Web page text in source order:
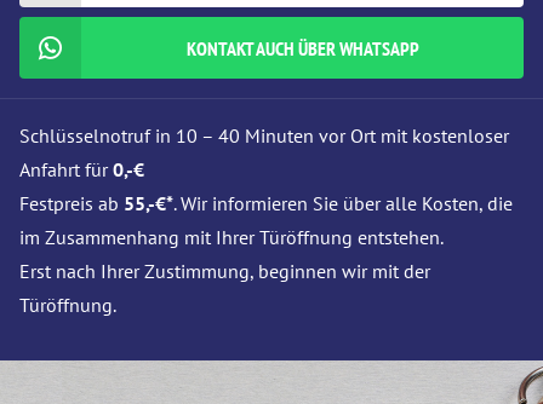
KONTAKT AUCH ÜBER WHATSAPP
Schlüsselnotruf in 10 – 40 Minuten vor Ort mit kostenloser
Anfahrt für0,-€
Festpreis ab 55,-€*. Wir informieren Sie über alle Kosten, die
im Zusammenhang mit Ihrer Türöffnung entstehen.
Erst nach Ihrer Zustimmung, beginnen wir mit der
Türöffnung.